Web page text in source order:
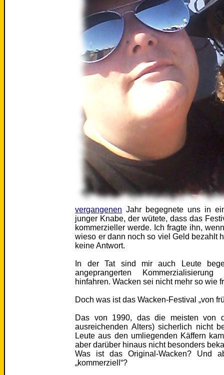
vergangenen Jahr begegnete uns in
junger Knabe, der wütete, dass das
kommerzieller werde. Ich fragte ihn,
wieso er dann noch so viel Geld bezahlt
keine Antwort.
In der Tat sind mir auch Leute
angeprangerten
hinfahren. Wacken sei nicht mehr so wie
Doch was ist das Wacken-Festival „von
Das von 1990, das die meisten von
ausreichenden Alters) sicherlich nicht
Leute aus den umliegenden Käffern
aber darüber hinaus nicht besonders
Was ist das Original-Wacken? Und
„kommerziell“?